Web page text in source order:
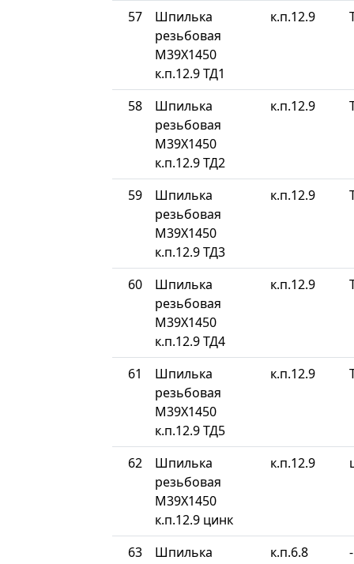
57
Шпилька
резьбовая
М39Х1450
к.п.12.9 ТД1
к.п.12.9
58
Шпилька
резьбовая
М39Х1450
к.п.12.9 ТД2
к.п.12.9
59
Шпилька
резьбовая
М39Х1450
к.п.12.9 ТД3
к.п.12.9
60
Шпилька
резьбовая
М39Х1450
к.п.12.9 ТД4
к.п.12.9
61
Шпилька
резьбовая
М39Х1450
к.п.12.9 ТД5
к.п.12.9
62
Шпилька
резьбовая
М39Х1450
к.п.12.9 цинк
к.п.12.9
63
Шпилька
к.п.6.8 -